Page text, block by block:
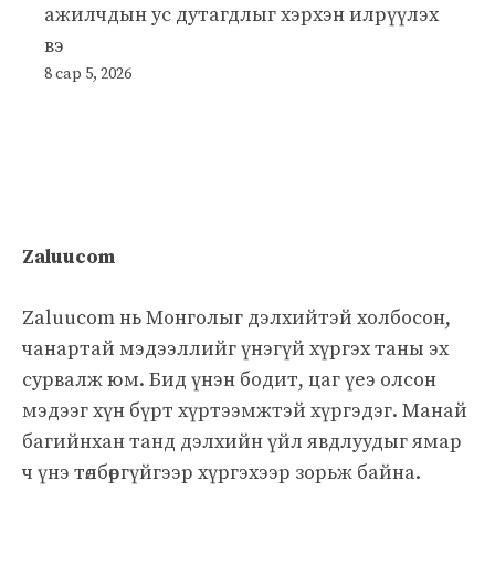
ажилчдын ус дутагдлыг хэрхэн илрүүлэх
вэ
8 сар 5, 2026
Zaluucom
Zaluucom нь Монголыг дэлхийтэй холбосон,
чанартай мэдээллийг үнэгүй хүргэх таны эх
сурвалж юм. Бид үнэн бодит, цаг үеэ олсон
мэдээг хүн бүрт хүртээмжтэй хүргэдэг. Манай
багийнхан танд дэлхийн үйл явдлуудыг ямар
ч үнэ төлбөргүйгээр хүргэхээр зорьж байна.